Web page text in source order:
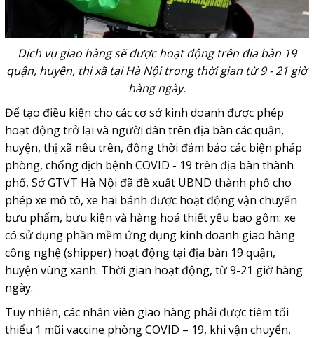
Dịch vụ giao hàng sẽ được hoạt động trên địa bàn 19
quận, huyện, thị xã tại Hà Nội trong thời gian từ 9 - 21 giờ
hàng ngày.
Để tạo điều kiện cho các cơ sở kinh doanh được phép
hoạt động trở lại và người dân trên địa bàn các quận,
huyện, thị xã nêu trên, đồng thời đảm bảo các biện pháp
phòng, chống dịch bệnh COVID - 19 trên địa bàn thành
phố, Sở GTVT Hà Nội đã đề xuất UBND thành phố cho
phép xe mô tô, xe hai bánh được hoạt động vận chuyển
bưu phẩm, bưu kiện và hàng hoá thiết yếu bao gồm: xe
có sử dụng phần mềm ứng dụng kinh doanh giao hàng
công nghệ (shipper) hoạt động tại địa bàn 19 quận,
huyện vùng xanh. Thời gian hoạt động, từ 9-21 giờ hàng
ngày.
Tuy nhiên, các nhân viên giao hàng phải được tiêm tối
thiểu 1 mũi vaccine phòng COVID – 19, khi vận chuyển,